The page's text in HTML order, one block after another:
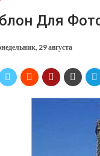
Для
29 августа